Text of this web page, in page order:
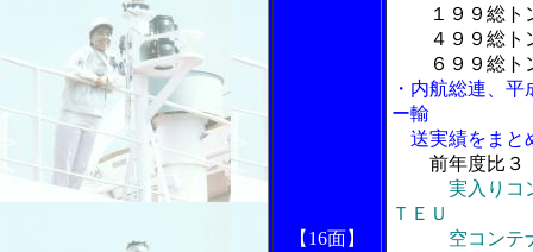
【16面】
１９９総
４９９総トン
６９９総トン
・内航総連、
ー輸
送実績をまと
前年度比３
実入りコ
ＴＥＵ
空コンテナ